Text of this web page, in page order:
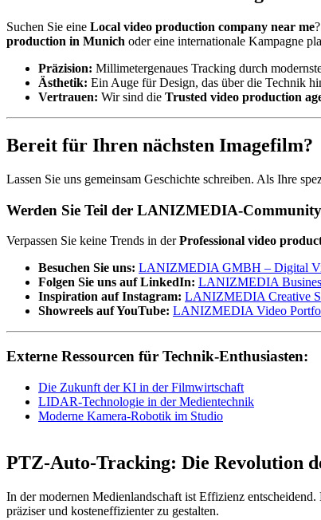
Suchen Sie eine Local video production company near me
production in Munich oder eine internationale Kampagne
Präzision: Millimetergenaues Tracking durch
Ästhetik: Ein Auge für Design, das über die Technik
Vertrauen: Wir sind die Trusted video production
Bereit für Ihren nächsten Imagefilm?
Lassen Sie uns gemeinsam Geschichte schreiben. Als Ihre
Werden Sie Teil der LANIZMEDIA-
Verpassen Sie keine Trends in derProfessional video
Besuchen Sie uns: LANIZMEDIA GMBH – Digital
Folgen Sie uns auf LinkedIn: LANIZMEDIA
Inspiration auf Instagram: LANIZMEDIA Creative
Showreels auf YouTube: LANIZMEDIA Video
Externe Ressourcen für Technik-Enthusiasten:
Die Zukunft der KI in der Filmwirtschaft
LIDAR-Technologie in der Medientechnik
Moderne Kamera-Robotik im Studio
PTZ-Auto-Tracking: Die Revolution
In der modernen Medienlandschaft ist Effizienz entscheidend.
präziser und kosteneffizienter zu gestalten.